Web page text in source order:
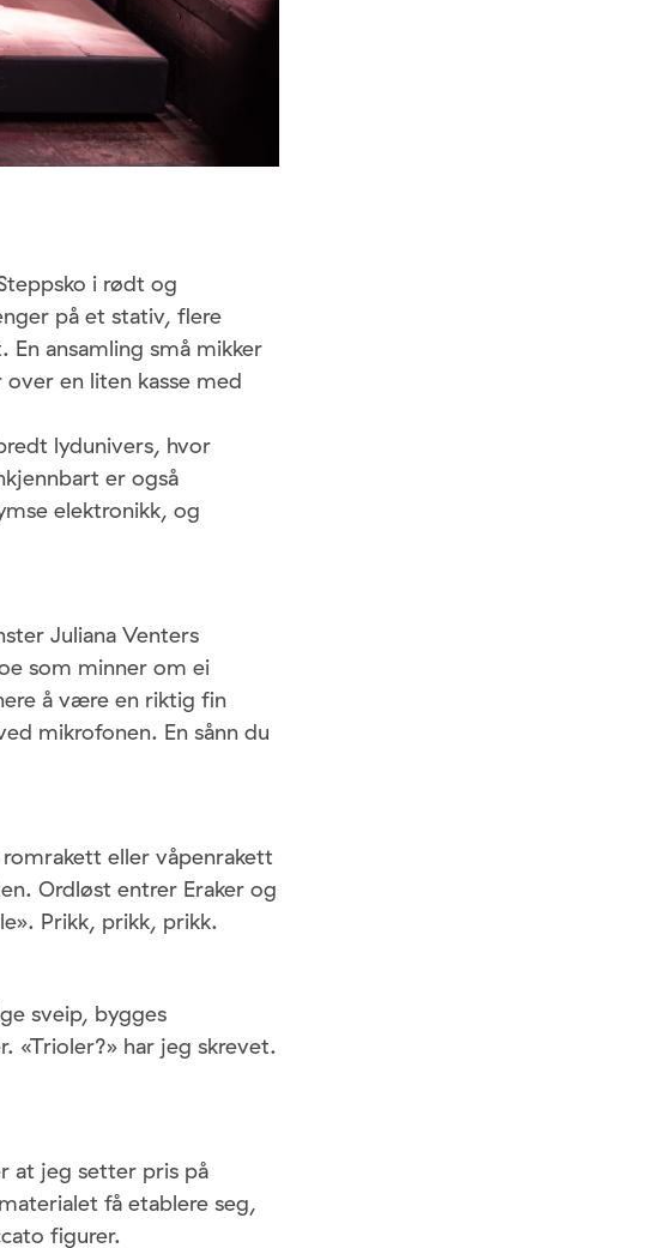
i rødt og
på et stativ, flere
ansamling små mikker
en liten kasse med
lydunivers, hvor
er også
elektronikk, og
Juliana Venters
som minner om ei
å være en riktig fin
mikrofonen. En sånn du
eller våpenrakett
Ordløst entrer Eraker og
Prikk, prikk, prikk.
sveip, bygges
«Trioler?» har jeg skrevet.
at jeg setter pris på
få etablere seg,
figurer.